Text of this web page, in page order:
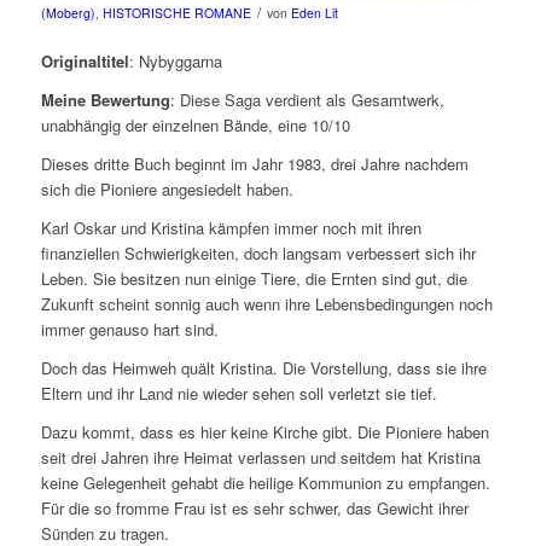
(Moberg) HISTORISCHE ROMANE / von Eden Lit
Originaltitel: Nybyggarna
Meine Bewertung: Diese Saga verdient als Gesamtwerk,
unabhängig der einzelnen Bände, eine 10/10
Dieses dritte Buch beginnt im Jahr 1983, drei Jahre nachdem
sich die Pioniere angesiedelt haben.
Karl Oskar und Kristina kämpfen immer noch mit ihren
finanziellen Schwierigkeiten, doch langsam verbessert sich ihr
Leben. Sie besitzen nun einige Tiere, die Ernten sind gut, die
Zukunft scheint sonnig auch wenn ihre Lebensbedingungen noch
immer genauso hart sind.
Doch das Heimweh quält Kristina. Die Vorstellung, dass sie ihre
Eltern und ihr Land nie wieder sehen soll verletzt sie tief.
Dazu kommt, dass es hier keine Kirche gibt. Die Pioniere haben
seit drei Jahren ihre Heimat verlassen und seitdem hat Kristina
keine Gelegenheit gehabt die heilige Kommunion zu empfangen.
Für die so fromme Frau ist es sehr schwer, das Gewicht ihrer
Sünden zu tragen.